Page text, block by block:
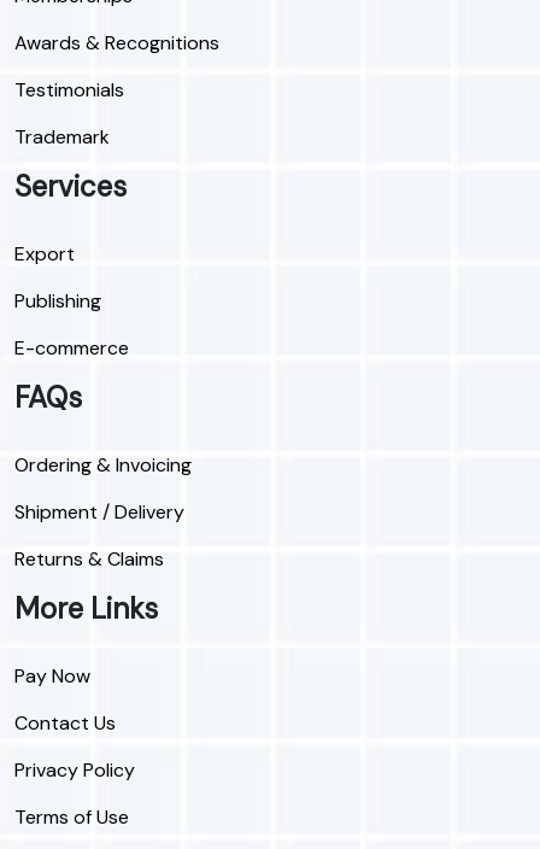
Awards & Recognitions
Testimonials
Trademark
Services
Export
Publishing
E-commerce
FAQs
Ordering & Invoicing
Shipment / Delivery
Returns & Claims
More Links
Pay Now
Contact Us
Privacy Policy
Terms of Use